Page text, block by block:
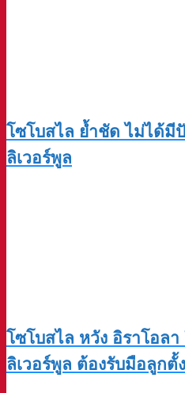
โซโบสไล ย้ำชัด ไม่ได้มี
ลิเวอร์พูล
โซโบสไล หวัง อิราโอลา
ลิเวอร์พูล ต้องรับมือลูกตั้